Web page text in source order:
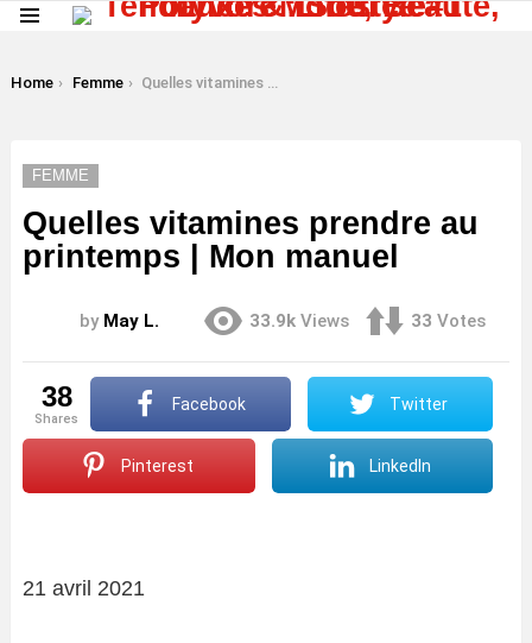
You are here:
Home Femme Quelles vitamines prendre au printemps | Mon manuel
FEMME
Quelles vitamines prendre au
printemps | Mon manuel
by May L. 33.9k Views 33 Votes
38
shares
Facebook Twitter
Pinterest LinkedIn
21 avril 2021